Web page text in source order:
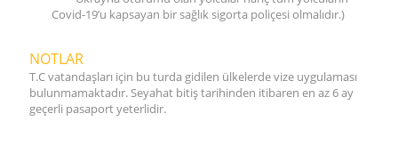
Covid-19’u kapsayan bir sağlık sigorta poliçesi olmalıdır.)
NOTLAR
T.C vatandaşları için bu turda gidilen ülkelerde vize uygulaması
bulunmamaktadır. Seyahat bitiş tarihinden itibaren en az 6 ay
geçerli pasaport yeterlidir.